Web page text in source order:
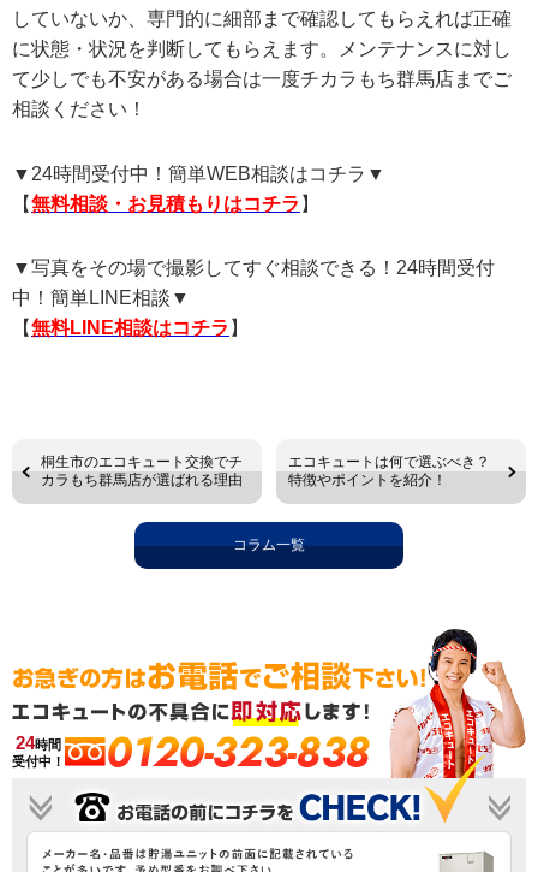
していないか、専門的に細部まで確認してもらえれば正確
に状態・状況を判断してもらえます。メンテナンスに対し
て少しでも不安がある場合は一度チカラもち群馬店までご
相談ください！
▼24時間受付中！簡単WEB相談はコチラ▼
【無料相談・お見積もりはコチラ 】
▼写真をその場で撮影してすぐ相談できる！24時間受付
中！簡単LINE相談▼
【無料LINE相談はコチラ 】
桐生市のエコキュート交換でチ
カラもち群馬店が選ばれる理由
エコキュートは何で選ぶべき？
特徴やポイントを紹介！
コラム一覧
24時間
受付中！
0120-323-838